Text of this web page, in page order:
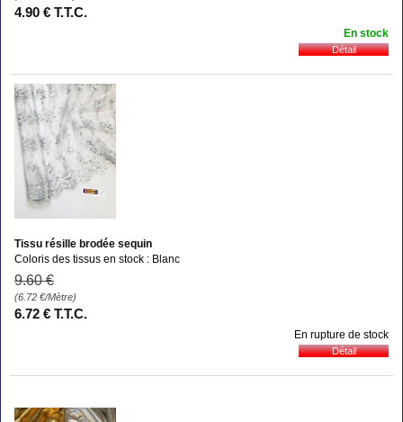
4.90 € T.T.C.
En stock
Tissu résille brodée sequin
Coloris des tissus en stock : Blanc
9.60 €
(6.72 €/Mètre)
6.72 € T.T.C.
En rupture de stock